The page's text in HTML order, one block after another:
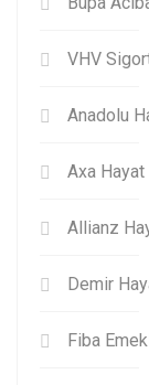
VHV
Anadolu
Axa
Allianz
Demir
Fiba